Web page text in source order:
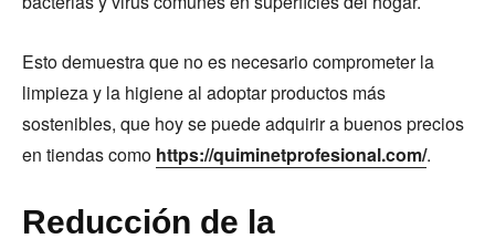
Esto demuestra que no es necesario comprometer la
limpieza y la higiene al adoptar productos más
sostenibles, que hoy se puede adquirir a buenos precios
en tiendas como https://quiminetprofesional.com/.
Reducción de la